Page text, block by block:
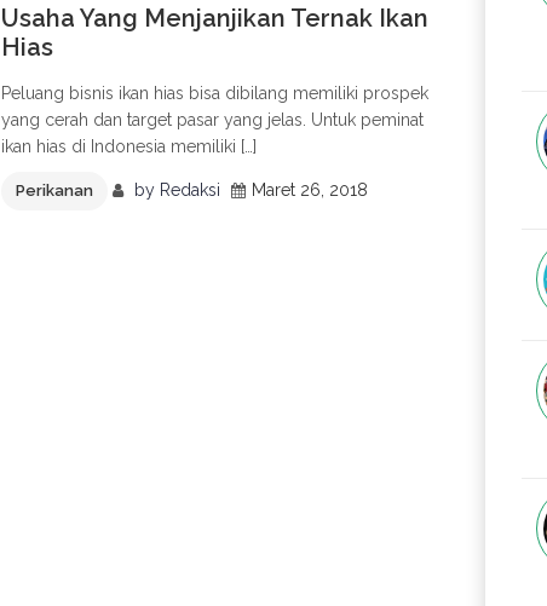
Usaha Yang Menjanjikan Ternak Ikan
Hias
Peluang bisnis ikan hias bisa dibilang memiliki prospek
yang cerah dan target pasar yang jelas. Untuk peminat
ikan hias di Indonesia memiliki […]
Perikanan by Redaksi Maret 26, 2018